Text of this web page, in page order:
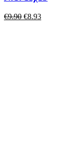
€9.90 €8.93